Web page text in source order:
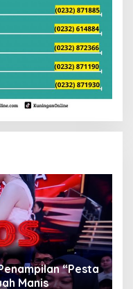
“Pesta
Manis